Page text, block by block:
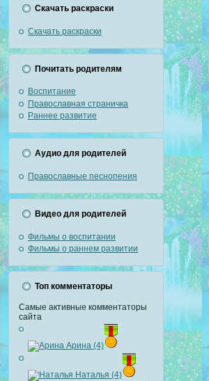
Скачать раскраски
Скачать раскраски
Почитать родителям
Воспитание
Православная страничка
Раннее развитие
Аудио для родителей
Православные песнопения
Видео для родителей
Фильмы о воспитании
Фильмы о раннем развитии
Топ комментаторы
Самые активные комментаторы
сайта
Арина (4)
Наталья (4)